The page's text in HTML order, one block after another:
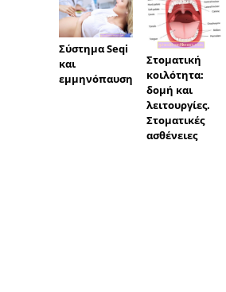
Σύστημα Seqi
και
εμμηνόπαυση
Στοματική
κοιλότητα:
δομή και
λειτουργίες.
Στοματικές
ασθένειες